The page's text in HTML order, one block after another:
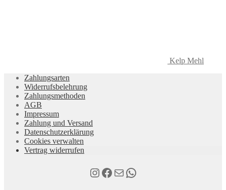
Kelp Mehl
Zahlungsarten
Widerrufsbelehrung
Zahlungsmethoden
AGB
Impressum
Zahlung und Versand
Datenschutzerklärung
Cookies verwalten
Vertrag widerrufen
Instagram
Facebook
E-MailWhatsApp